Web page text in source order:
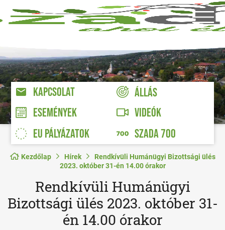
KAPCSOLAT
ÁLLÁS
ESEMÉNYEK
VIDEÓK
EU PÁLYÁZATOK
SZADA 700
Kezdőlap Hírek
Rendkívüli Humánügyi Bizottsági ülés
2023. október 31-én 14.00 órakor
Rendkívüli Humánügyi
Bizottsági ülés 2023. október 31-
én 14.00 órakor